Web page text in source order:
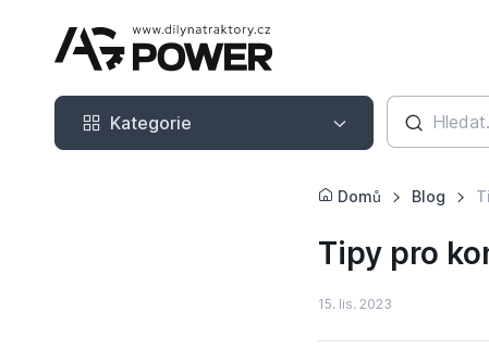
Kategorie
Kategorie
Domů Blog
Tipy pro
15. lis. 2023